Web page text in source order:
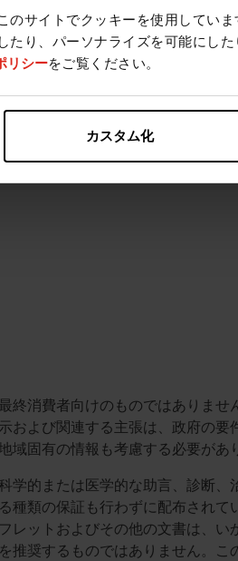
のサイトでクッキーを使用してい
たり、パーソナライズを可能にし
リシーをご覧ください。
カスタム化
終消費者向けのものではありませ
および関連する主張は、政府の要
固有の情報も考慮する必要があ
学的または医学的な助言、診断、
類の保証も行わずに配布されて
レットおよびその他の文書は、い
推奨するものではありません。こ